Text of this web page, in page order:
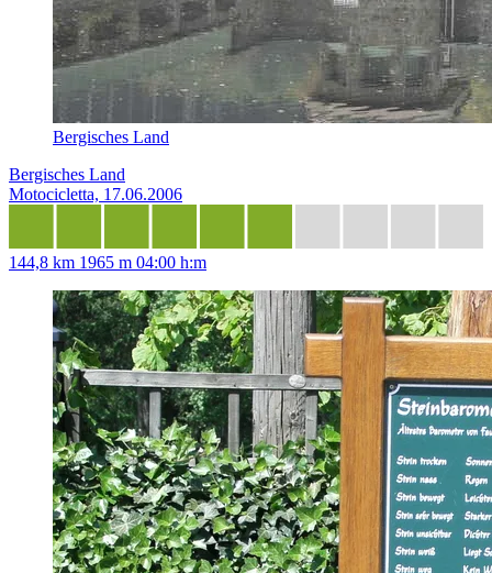
Bergisches Land
Bergisches Land
Motocicletta, 17.06.2006
144,8 km 1965 m 04:00 h:m